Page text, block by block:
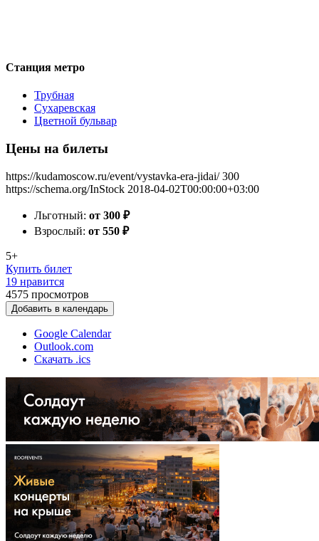
Станция метро
Трубная
Сухаревская
Цветной бульвар
Цены на билеты
https://kudamoscow.ru/event/vystavka-era-jidai/ 300
https://schema.org/InStock 2018-04-02T00:00:00+03:00
Льготный: от 300 ₽
Взрослый: от 550 ₽
5+
Купить билет
19 нравится
4575 просмотров
Добавить в календарь
Google Calendar
Outlook.com
Скачать .ics